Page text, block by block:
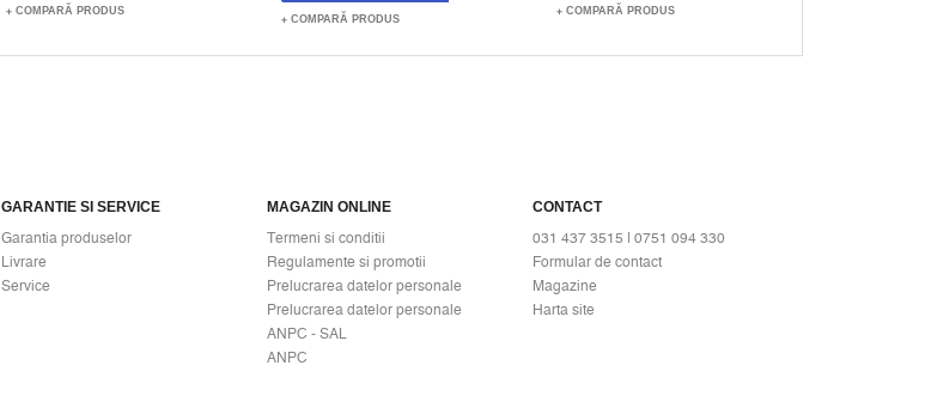
COMPARĂ PRODUS
COMPARĂ PRODUS
COMPARĂ PRODUS
GARANTIE SI SERVICE
Garantia produselor
Livrare
Service
MAGAZIN ONLINE
Termeni si conditii
Regulamente si promotii
Prelucrarea datelor personale
Prelucrarea datelor personale
ANPC - SAL
ANPC
CONTACT
031 437 3515 | 0751 094 330
Formular de contact
Magazine
Harta site